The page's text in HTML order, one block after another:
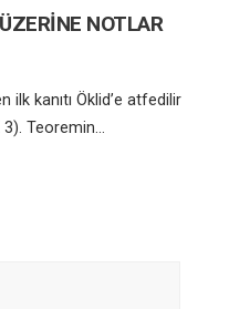
NOTLAR
ilk kanıtı Öklid’e atfedilir
3). Teoremin...